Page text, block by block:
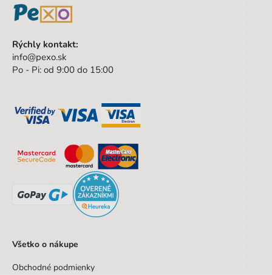
Rýchly kontakt:
info@pexo.sk
Po - Pi: od 9:00 do 15:00
Všetko o nákupe
Obchodné podmienky